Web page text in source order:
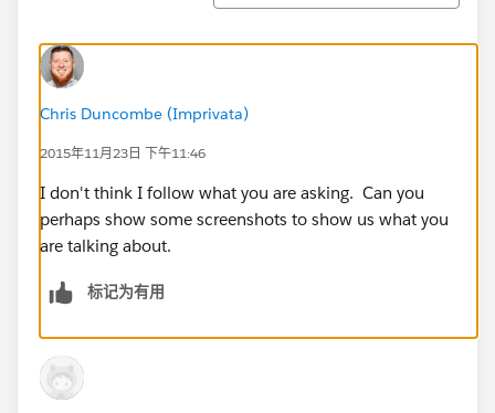
Chris Duncombe (Imprivata)
2015年11月23日 下午11:46
I don't think I follow what you are asking. Can you
perhaps show some screenshots to show us what you
are talking about.
标记为有用